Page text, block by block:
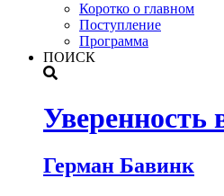
Коротко о главном
Поступление
Программа
ПОИСК
Уверенность
Герман Бавинк